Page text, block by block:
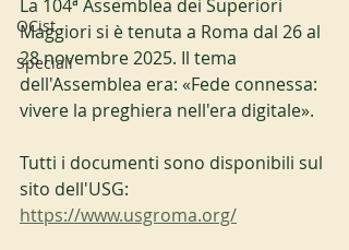
OCist
Speciali
La 104ª Assemblea dei Superiori
Maggiori si è tenuta a Roma dal 26 al
28 novembre 2025. Il tema
dell'Assemblea era: «Fede connessa:
vivere la preghiera nell'era digitale».
Tutti i documenti sono disponibili sul
sito dell'USG:
https://www.usgroma.org/